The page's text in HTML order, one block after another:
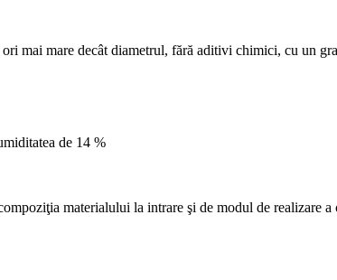
mai mare decât diametrul, fără aditivi chimici, cu un
de 14 %
materialului la intrare şi de modul de realizare